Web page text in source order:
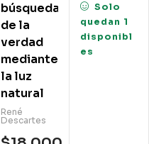
búsqueda
de la
verdad
mediante
la luz
natural
René
Descartes
Solo
quedan 1
disponibl
es